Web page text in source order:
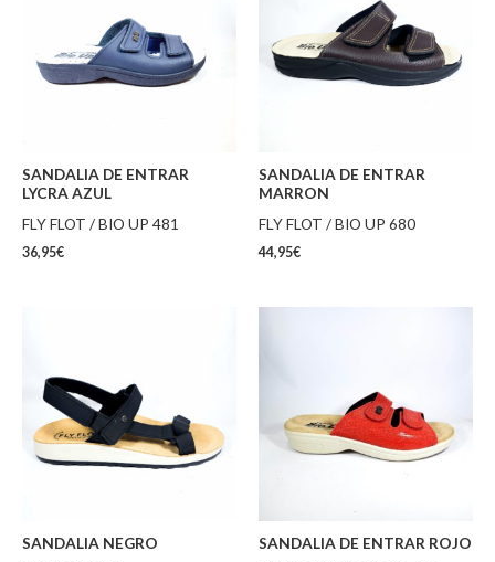
SANDALIA DE ENTRAR
LYCRA AZUL
FLY FLOT / BIO UP 481
36,95€
SANDALIA DE ENTRAR
MARRON
FLY FLOT / BIO UP 680
44,95€
SANDALIA NEGRO
SANDALIA DE ENTRAR ROJO